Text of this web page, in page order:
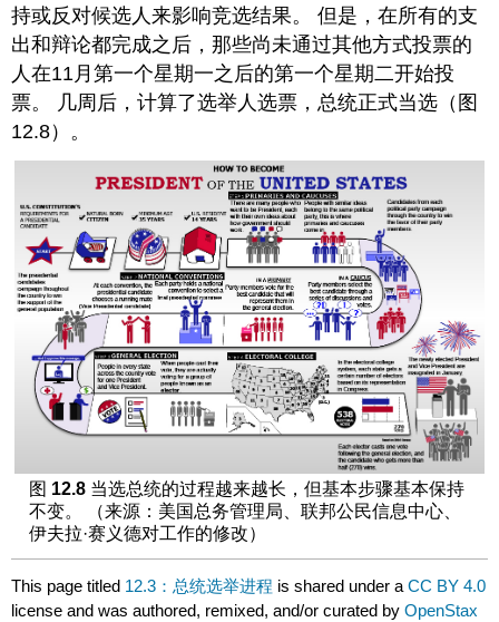
持或反对候选人来影响竞选结果。 但是，在所有的支
出和辩论都完成之后，那些尚未通过其他方式投票的
人在11月第一个星期一之后的第一个星期二开始投
票。 几周后，计算了选举人选票，总统正式当选（图
12.8）。
图 12.8当选总统的过程越来越长，但基本步骤基本保持
不变。 （来源：美国总务管理局、联邦公民信息中心、
伊夫拉·赛义德对工作的修改）
This page titled 12.3：总统选举进程 is shared under aCC BY 4.0
license and was authored, remixed, and/or curated byOpenStax